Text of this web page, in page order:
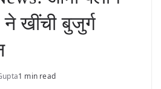
खींची बुजुर्ग
1 min read